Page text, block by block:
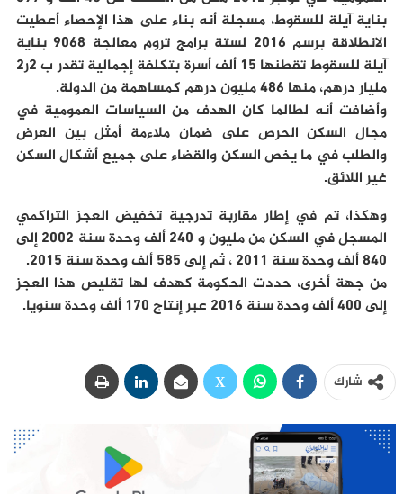
بناية آيلة للسقوط، مسجلة أنه بناء على هذا الإحصاء أعطيت
الانطلاقة برسم 2016 لستة برامج تروم معالجة 9068 بناية
آيلة للسقوط تقطنها 15 ألف أسرة بتكلفة إجمالية تقدر ب 2ر2
مليار درهم، منها 486 مليون درهم كمساهمة من الدولة.
وأضافت أنه لطالما كان الهدف من السياسات العمومية في
مجال السكن الحرص على ضمان ملاءمة أمثل بين العرض
والطلب في ما يخص السكن والقضاء على جميع أشكال السكن
غير اللائق.
وهكذا، تم في إطار مقاربة تدرجية تخفيض العجز التراكمي
المسجل في السكن من مليون و 240 ألف وحدة سنة 2002 إلى
840 ألف وحدة سنة 2011 ، ثم إلى 585 ألف وحدة سنة 2015.
من جهة أخرى، حددت الحكومة كهدف لها تقليص هذا العجز
إلى 400 ألف وحدة سنة 2016 عبر إنتاج 170 ألف وحدة سنويا.
شارك